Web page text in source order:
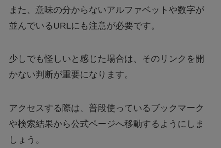
また、意味の分からないアルファベットや数字が
並んでいるURLにも注意が必要です。
少しでも怪しいと感じた場合は、そのリンクを開
かない判断が重要になります。
アクセスする際は、普段使っているブックマーク
や検索結果から公式ページへ移動するようにしま
しょう。